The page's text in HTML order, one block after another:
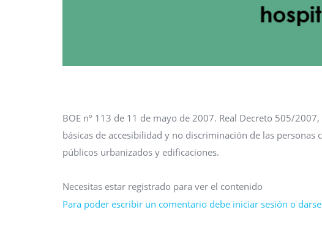
BOE nº 113 de 11 de mayo de 2007. Real Decreto 505/
básicas de accesibilidad y no discriminación de las
públicos urbanizados y edificaciones.
Necesitas estar registrado para ver el contenido
Para poder escribir un comentario debe iniciar sesión o